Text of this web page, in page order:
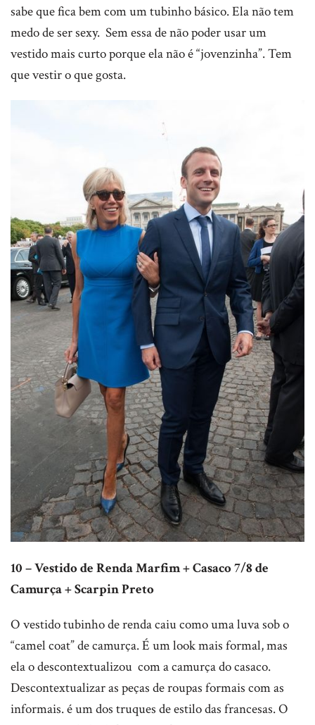
sabe que fica bem com um tubinho básico. Ela não tem
medo de ser sexy. Sem essa de não poder usar um
vestido mais curto porque ela não é “jovenzinha”. Tem
que vestir o que gosta.
10 – Vestido de Renda Marfim + Casaco 7/8 de
Camurça + Scarpin Preto
O vestido tubinho de renda caiu como uma luva sob o
“camel coat” de camurça. É um look mais formal, mas
ela o descontextualizou com a camurça do casaco.
Descontextualizar as peças de roupas formais com as
informais. é um dos truques de estilo das francesas. O